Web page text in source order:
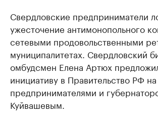
Свердловские предприниматели
ужесточение антимонопольного
сетевыми продовольственными
муниципалитетах. Свердловский
омбудсмен Елена Артюх
инициативу в Правительство РФ
предпринимателями и
Куйвашевым.